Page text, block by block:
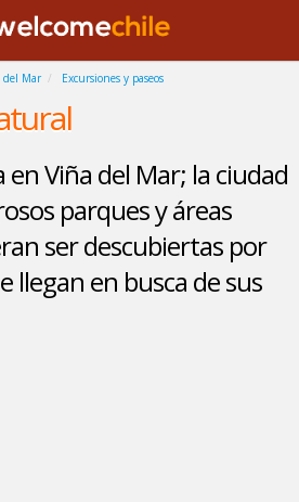
del Mar Excursiones y paseos
en Viña del Mar; la ciudad
parques y áreas
ser descubiertas por
llegan en busca de sus